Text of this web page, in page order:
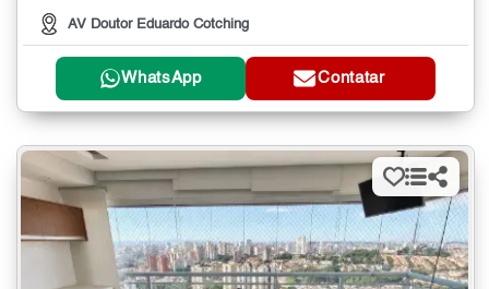
AV Doutor Eduardo Cotching
WhatsApp Contatar